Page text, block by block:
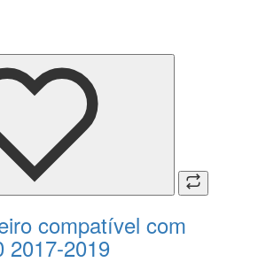
compatível com
2017-2019